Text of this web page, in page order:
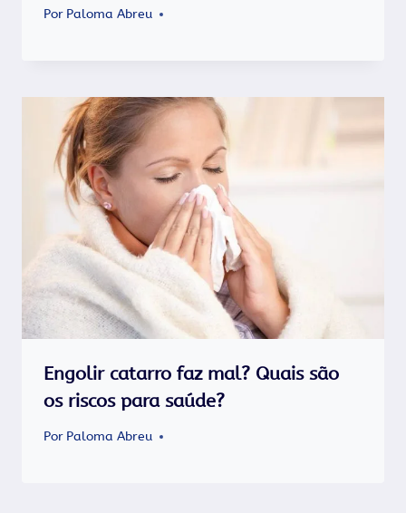
Por Paloma Abreu
Engolir catarro faz mal? Quais são
os riscos para saúde?
Por Paloma Abreu